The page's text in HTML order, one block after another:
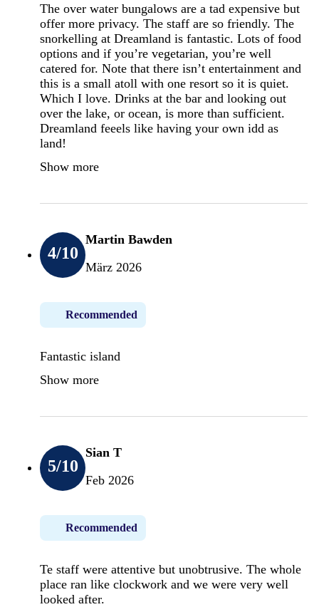
The over water bungalows are a tad expensive but
offer more privacy. The staff are so friendly. The
snorkelling at Dreamland is fantastic. Lots of food
options and if you’re vegetarian, you’re well
catered for. Note that there isn’t entertainment and
this is a small atoll with one resort so it is quiet.
Which I love. Drinks at the bar and looking out
over the lake, or ocean, is more than sufficient.
Dreamland feeels like having your own idd as
land!
Show more
4/10
Martin Bawden
März 2026
Recommended
Fantastic island
Show more
5/10
Sian T
Feb 2026
Recommended
Te staff were attentive but unobtrusive. The whole
place ran like clockwork and we were very well
looked after.